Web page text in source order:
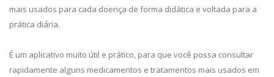
mais usados para cada doença de forma didática e voltada para a
prática diária.
É um aplicativo muito útil e prático, para que você possa consultar
rapidamente alguns medicamentos e tratamentos mais usados em